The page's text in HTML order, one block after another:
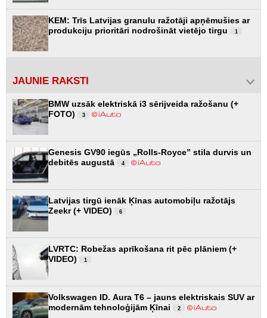
KEM: Trīs Latvijas granulu ražotāji apņēmušies ar
produkciju prioritāri nodrošināt vietējo tirgu
1
JAUNIE RAKSTI
BMW uzsāk elektriskā i3 sērijveida ražošanu (+
FOTO)
3
Genesis GV90 iegūs „Rolls-Royce” stila durvis un
debitēs augustā
4
Latvijas tirgū ienāk Ķīnas automobiļu ražotājs
Zeekr (+ VIDEO)
6
LVRTC: Robežas aprīkošana rit pēc plāniem (+
VIDEO)
1
Volkswagen ID. Aura T6 – jauns elektriskais SUV ar
modernām tehnoloģijām Ķīnai
2